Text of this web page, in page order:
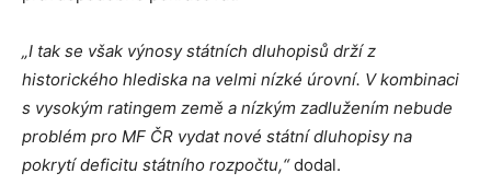
„I tak se však výnosy státních dluhopisů drží z
historického hlediska na velmi nízké úrovní. V kombinaci
s vysokým ratingem země a nízkým zadlužením nebude
problém pro MF ČR vydat nové státní dluhopisy na
pokrytí deficitu státního rozpočtu,“dodal.